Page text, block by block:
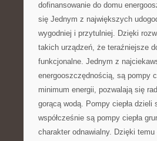
dofinansowanie do domu
się Jednym z największych
wygodniej i przytulniej. Dzięki
takich urządzeń, że teraźniejsze
funkcjonalne. Jednym z
energooszczędnością, są pompy
minimum energii, pozwalają się
gorącą wodą. Pompy ciepła
współcześnie są pompy ciepła
charakter odnawialny. Dzięki